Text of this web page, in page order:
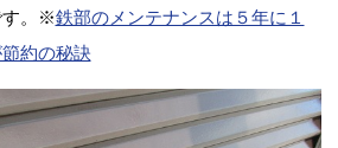
す。※鉄部のメンテナンスは５年に１
約の秘訣